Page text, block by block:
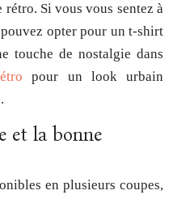
Si vous vous sentez à
opter pour un t-shirt
touche de nostalgie dans
pour un look urbain
et la bonne
en plusieurs coupes,